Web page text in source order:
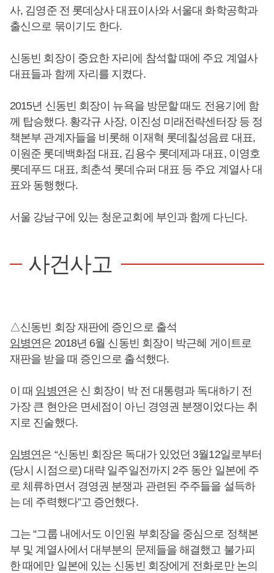
사, 김영준 전 롯데상사 대표이사와 서울대 화학공학과
출신으로 묶이기도 한다.
신동빈 회장이 중요한 자리에 참석할 때에 주요 계열사
대표들과 함께 자리를 지켰다.
2015년 신동빈 회장이 뉴욕을 방문할 때도 전용기에 함
께 탑승했다. 황각규 사장, 이진성 미래전략센터장 등 정
책본부 관계자들을 비롯해 이재혁 롯데칠성음료 대표,
이원준 롯데백화점 대표, 김용수 롯데제과 대표, 이영호
롯데푸드 대표, 최춘석 롯데슈퍼 대표 등 주요 계열사 대
표와 동행했다.
서울 강남구에 있는 청운교회에 부인과 함께 다닌다.
사건사고
△신동빈 회장 재판에 증인으로 출석
임병연은 2018년 6월 신동빈 회장이 박근혜 게이트로
재판을 받을 때 증인으로 출석했다.
이 때 임병연은 신 회장이 박 전 대통령과 독대하기 전
가장 큰 현안은 면세점이 아닌 경영권 분쟁이었다는 취
지로 진술했다.
임병연은 “신동빈 회장은 독대가 있었던 3월12일로부터
(당시 시점으로) 대략 일주일전까지 2주 동안 일본에 주
로 체류하면서 경영권 분쟁과 관련된 주주들을 설득하
는 데 주력했다”고 증언했다.
그는 “그룹 내에서도 이인원 부회장을 중심으로 정책본
부 및 계열사에서 대부분의 문제들을 해결했고 불가피
한 때에만 일본에 있는 신동빈 회장에게 전화로만 논의